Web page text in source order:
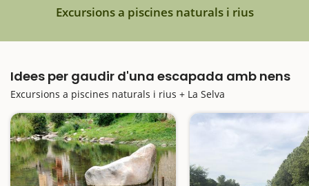
Excursions a piscines naturals i rius
Idees per gaudir d'una escapada amb nens
Excursions a piscines naturals i rius + La Selva